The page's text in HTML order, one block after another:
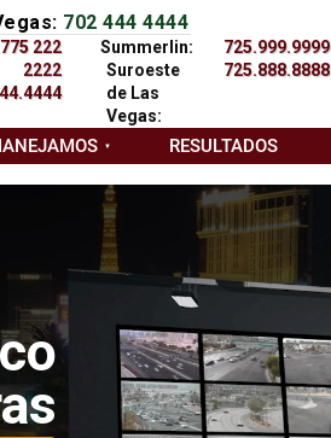
702 444 4444
775 222
2222
Summerlin:
725.999.9999
Suroeste
de Las
Vegas:
725.888.8888
RESULTADOS